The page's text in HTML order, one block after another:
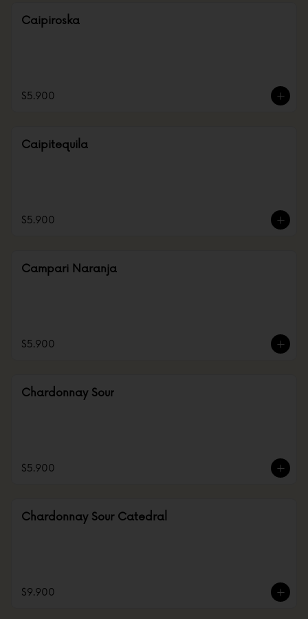
Caipiroska
$5.900
Caipitequila
$5.900
Campari Naranja
$5.900
Chardonnay Sour
$5.900
Chardonnay Sour Catedral
$9.900